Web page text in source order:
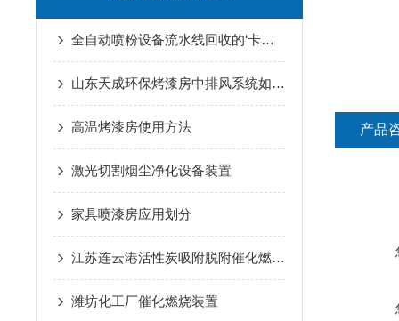
全自动喷粉设备流水线回收的‘卡点’问题
山东天成环保烤漆房中排风系统如何计算
高温烤漆房使用方法
激光切割烟尘净化设备装置
家具喷漆房应用划分
江苏连云港活性炭吸附脱附催化燃烧设备
潍坊化工厂催化燃烧装置
产品